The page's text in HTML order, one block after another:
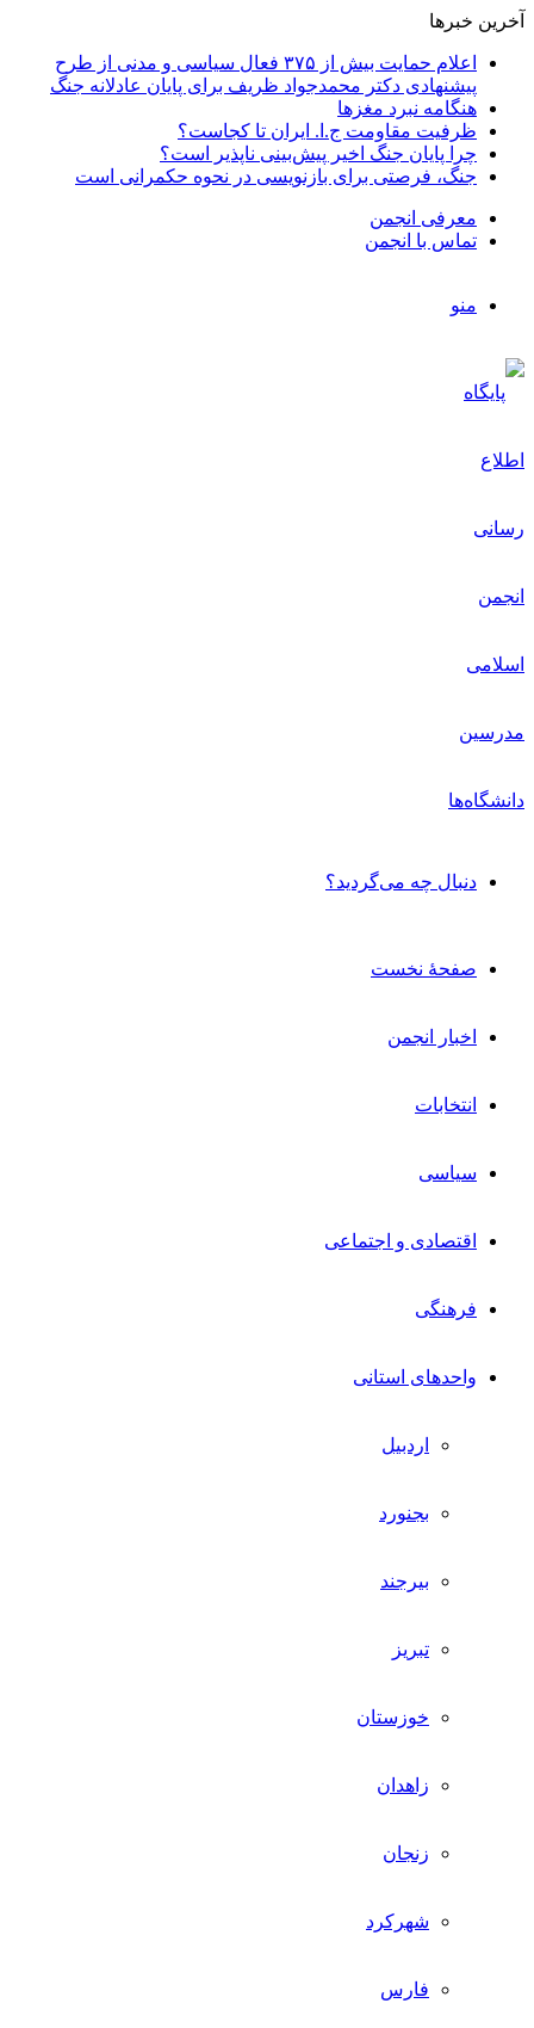
آخرین خبرها
اعلام حمایت بیش از ۳۷۵ فعال سیاسی و مدنی از طرح
پیشنهادی دکتر محمدجواد ظریف برای پایان عادلانه جنگ
هنگامه نبرد مغزها
ظرفیت مقاومت ج.ا. ایران تا کجاست؟
چرا پایان جنگ اخیر پیش‌بینی ناپذیر است؟
جنگ، فرصتی برای بازنویسی در نحوه حکمرانی است
معرفی انجمن
تماس با انجمن
منو
دنبال چه می‌گردید؟
صفحۀ نخست
اخبار انجمن
انتخابات
سیاسی
اقتصادی و اجتماعی
فرهنگی
واحدهای استانی
اردبیل
بجنورد
بیرجند
تبریز
خوزستان
زاهدان
زنجان
شهرکرد
فارس